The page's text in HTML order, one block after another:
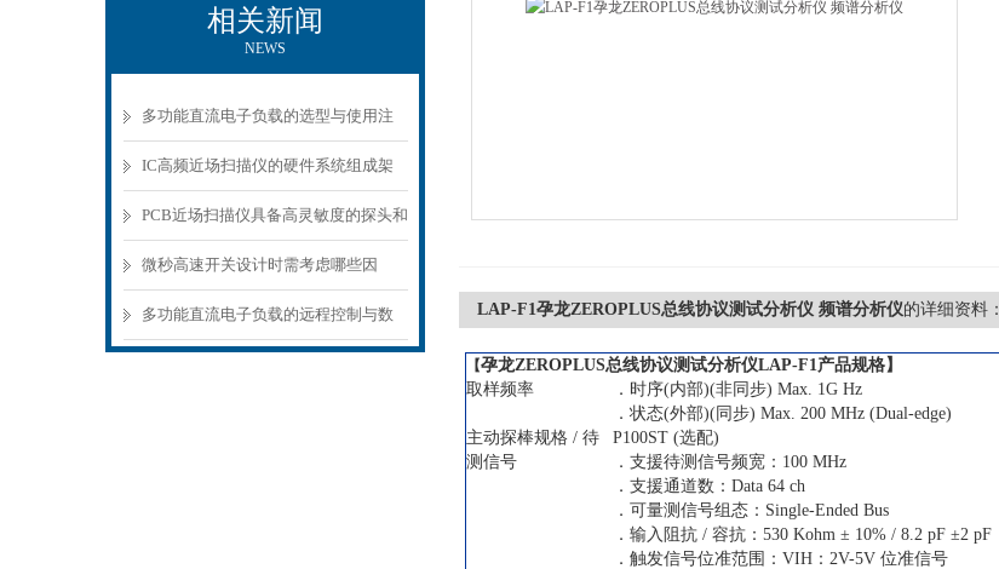
相关新闻
NEWS
多功能直流电子负载的选型与使用注
意事项
IC高频近场扫描仪的硬件系统组成架
构分析
PCB近场扫描仪具备高灵敏度的探头和
精密的扫描机构
微秒高速开关设计时需考虑哪些因
素？
多功能直流电子负载的远程控制与数 LAP-F1孕龙ZEROPLUS总线协议测试分析仪 频谱分析仪的详细资料：
【孕龙ZEROPLUS总线协议测试分析仪LAP-F1产品规格】
取样频率
．时序(内部)(非同步) Max. 1G Hz
．状态(外部)(同步) Max. 200 MHz (Dual-edge)
主动探棒规格 / 待
测信号
P100ST (选配)
．支援待测信号频宽：100 MHz
．支援通道数：Data 64 ch
．可量测信号组态：Single-Ended Bus
．输入阻抗 / 容抗：530 Kohm ± 10% / 8.2 pF ±2 pF
．触发信号位准范围：VIH：2V-5V 位准信号